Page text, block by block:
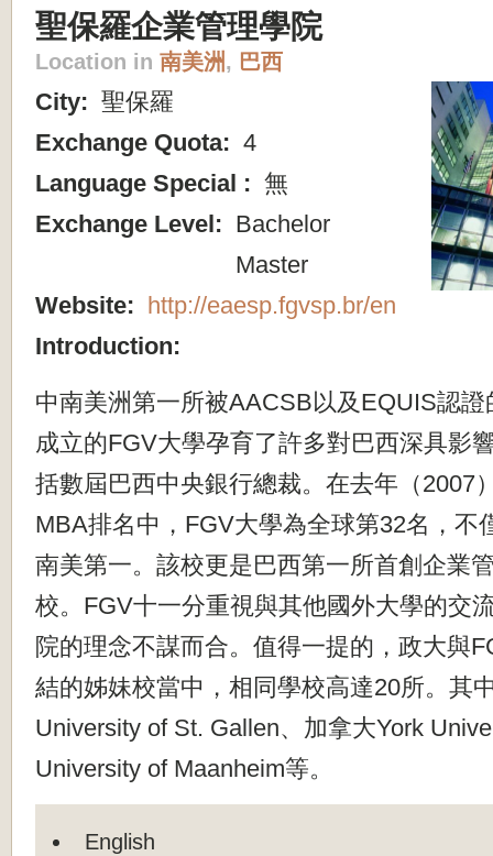
聖保羅企業管理學院
Location in 南美洲, 巴西
City: 聖保羅
Exchange Quota: 4
Language Special : 無
Exchange Level: Bachelor
Master
Website: http://eaesp.fgvsp.br/en
Introduction:
中南美洲第一所被AACSB以及EQUIS認
成立的FGV大學孕育了許多對巴西深具影
括數屆巴西中央銀行總裁。在去年（2007
MBA排名中，FGV大學為全球第32名，不
南美第一。該校更是巴西第一所首創企業
校。FGV十一分重視與其他國外大學的交
院的理念不謀而合。值得一提的，政大與
結的姊妹校當中，相同學校高達20所。其
University of St. Gallen、加拿大York
University of Maanheim等。
English